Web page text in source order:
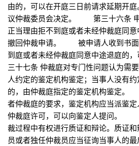
由的，可以在开庭三日前请求延期开
议仲裁委员会决定。 第三十六条 申
正当理由拒不到庭或者未经仲裁庭同
撤回仲裁申请。 被申请人收到书面
到庭或者未经仲裁庭同意中途退庭
三十七条 仲裁庭对专门性问题认为需
人约定的鉴定机构鉴定；当事人没有
的，由仲裁庭指定的鉴定机构鉴定
者仲裁庭的要求，鉴定机构应当派鉴
仲裁庭许可，可以向鉴定人提问。
裁过程中有权进行质证和辩论。质证
员或者独任仲裁员应当征询当事人